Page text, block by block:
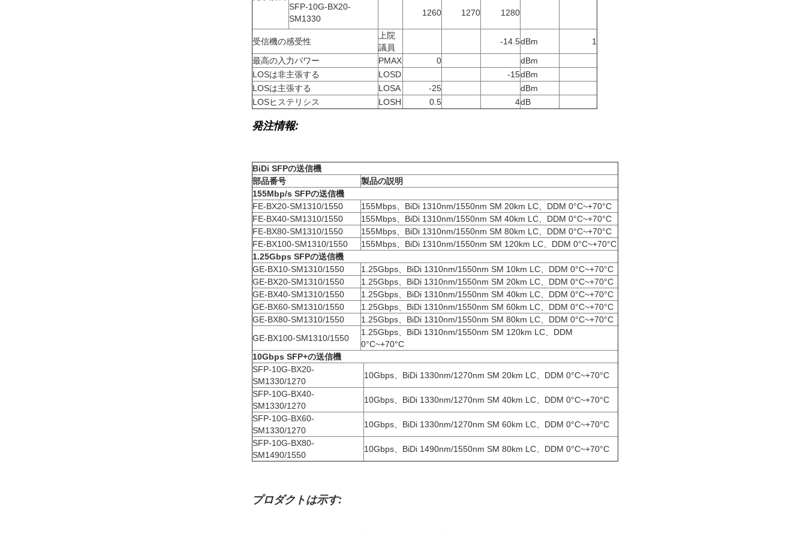
SFP-10G-BX20-
SM1330
1260 1270 1280
受信機の感受性
上院
議員
-14.5dBm
1
最高の入力パワー
PMAX 0
dBm
LOSは非主張する
LOSD -15dBm
LOSは主張する
LOSA -25
dBm
LOSヒステリシス
LOSH 0.5 4dB
発注情報:
BiDi SFPの送信機
部品番号
製品の説明
155Mbp/s SFPの送信機
FE-BX20-SM1310/1550
155Mbps、BiDi 1310nm/1550nm SM 20km LC、DDM 0°C~+70°C
FE-BX40-SM1310/1550
155Mbps、BiDi 1310nm/1550nm SM 40km LC、DDM 0°C~+70°C
FE-BX80-SM1310/1550
155Mbps、BiDi 1310nm/1550nm SM 80km LC、DDM 0°C~+70°C
FE-BX100-SM1310/1550
155Mbps、BiDi 1310nm/1550nm SM 120km LC、DDM 0°C~+70°C
1.25Gbps SFPの送信機
GE-BX10-SM1310/1550
1.25Gbps、BiDi 1310nm/1550nm SM 10km LC、DDM 0°C~+70°C
GE-BX20-SM1310/1550
1.25Gbps、BiDi 1310nm/1550nm SM 20km LC、DDM 0°C~+70°C
GE-BX40-SM1310/1550
1.25Gbps、BiDi 1310nm/1550nm SM 40km LC、DDM 0°C~+70°C
GE-BX60-SM1310/1550
1.25Gbps、BiDi 1310nm/1550nm SM 60km LC、DDM 0°C~+70°C
GE-BX80-SM1310/1550
1.25Gbps、BiDi 1310nm/1550nm SM 80km LC、DDM 0°C~+70°C
GE-BX100-SM1310/1550
1.25Gbps、BiDi 1310nm/1550nm SM 120km LC、DDM
0°C~+70°C
10Gbps SFP+の送信機
SFP-10G-BX20-
SM1330/1270
10Gbps、BiDi 1330nm/1270nm SM 20km LC、DDM 0°C~+70°C
SFP-10G-BX40-
SM1330/1270
10Gbps、BiDi 1330nm/1270nm SM 40km LC、DDM 0°C~+70°C
SFP-10G-BX60-
SM1330/1270
10Gbps、BiDi 1330nm/1270nm SM 60km LC、DDM 0°C~+70°C
SFP-10G-BX80-
SM1490/1550
10Gbps、BiDi 1490nm/1550nm SM 80km LC、DDM 0°C~+70°C
プロダクトは示す: